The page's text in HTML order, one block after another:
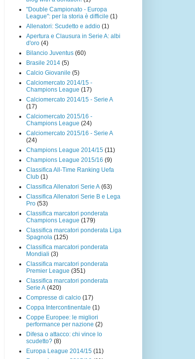
"Double Campionato - Europa
League": per la storia è difficile (1)
Allenatori: Scudetto e addio (1)
Apertura e Clausura in Serie A: albi
d'oro (4)
Bilancio Juventus (60)
Brasile 2014 (5)
Calcio Giovanile (5)
Calciomercato 2014/15 -
Champions League (17)
Calciomercato 2014/15 - Serie A
(17)
Calciomercato 2015/16 -
Champions League (24)
Calciomercato 2015/16 - Serie A
(24)
Champions League 2014/15 (11)
Champions League 2015/16 (9)
Classifica All-Time Ranking Uefa
Club (1)
Classifica Allenatori Serie A (63)
Classifica Allenatori Serie B e Lega
Pro (53)
Classifica marcatori ponderata
Champions League (179)
Classifica marcatori ponderata Liga
Spagnola (125)
Classifica marcatori ponderata
Mondiali (3)
Classifica marcatori ponderata
Premier League (351)
Classifica marcatori ponderata
Serie A (420)
Compresse di calcio (17)
Coppa Intercontinentale (1)
Coppe Europee: le migliori
performance per nazione (2)
Difesa o attacco: chi vince lo
scudetto? (8)
Europa League 2014/15 (11)